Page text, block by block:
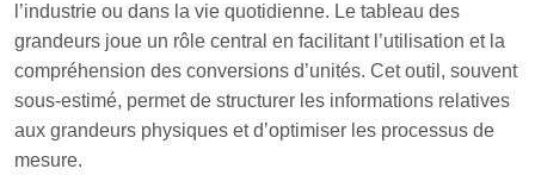
l’industrie ou dans la vie quotidienne. Le tableau des
grandeurs joue un rôle central en facilitant l’utilisation et la
compréhension des conversions d’unités. Cet outil, souvent
sous-estimé, permet de structurer les informations relatives
aux grandeurs physiques et d’optimiser les processus de
mesure.